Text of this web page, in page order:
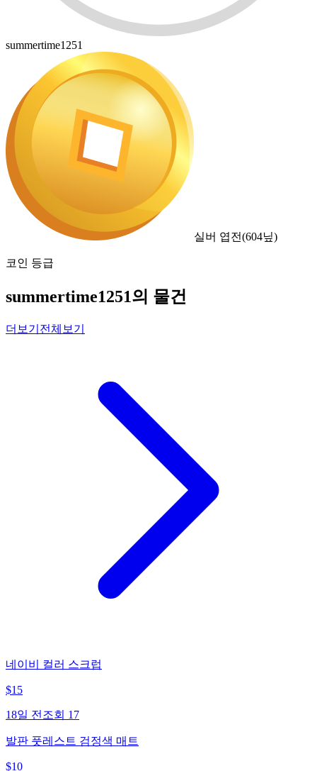
summertime1251
실버 엽전(604닢)
코인 등급
summertime1251의 물건
더보기 전체보기
네이비 컬러 스크럽
$15
18일 전 조회 17
발판 풋레스트 검정색 매트
$10